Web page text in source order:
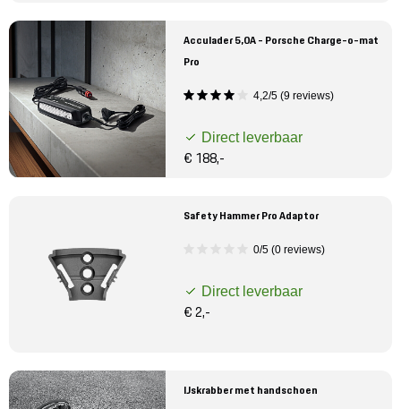
Acculader 5,0A - Porsche Charge-o-mat
Pro
4,2/5 (9 reviews)
Direct leverbaar
€ 188,-
Safety Hammer Pro Adaptor
0/5 (0 reviews)
Direct leverbaar
€ 2,-
IJskrabber met handschoen